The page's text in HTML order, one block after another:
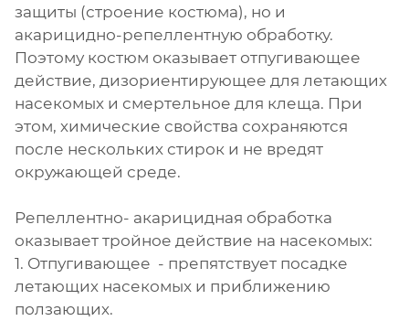
защиты (строение костюма), но и
акарицидно-репеллентную обработку.
Поэтому костюм оказывает отпугивающее
действие, дизориентирующее для летающих
насекомых и смертельное для клеща. При
этом, химические свойства сохраняются
после нескольких стирок и не вредят
окружающей среде.
Репеллентно- акарицидная обработка
оказывает тройное действие на насекомых:
1. Отпугивающее - препятствует посадке
летающих насекомых и приближению
ползающих.